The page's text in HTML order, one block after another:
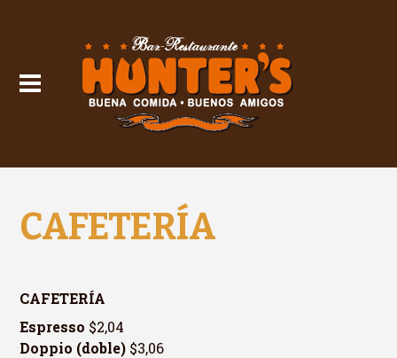
CAFETERÍA
CAFETERÍA
Espresso $2,04
Doppio (doble) $3,06